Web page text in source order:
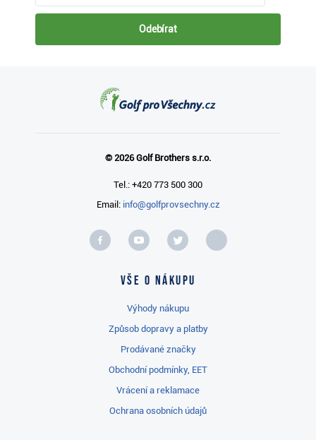
Odebírat
© 2026 Golf Brothers s.r.o.
Tel.: +420 773 500 300
Email: info@golfprovsechny.cz
Vše o nákupu
Výhody nákupu
Způsob dopravy a platby
Prodávané značky
Obchodní podmínky, EET
Vrácení a reklamace
Ochrana osobních údajů